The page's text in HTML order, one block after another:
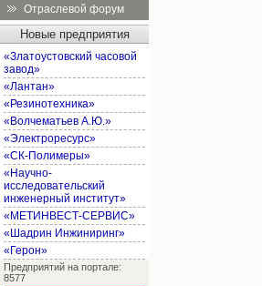
Отраслевой форум
Новые предприятия
«Златоустовский часовой
завод»
«Лантан»
«Резинотехника»
«Волчематьев А.Ю.»
«Электроресурс»
«СК-Полимеры»
«Научно-
исследовательский
инженерный институт»
«МЕТИНВЕСТ-СЕРВИС»
«Шадрин Инжиниринг»
«Герон»
Предприятий на портале:
8577